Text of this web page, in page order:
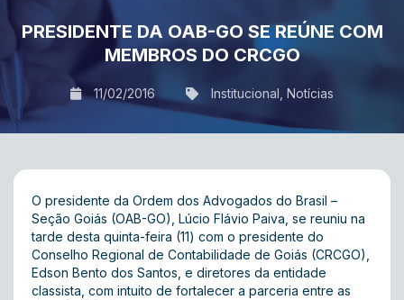
PRESIDENTE DA OAB-GO SE REÚNE COM
MEMBROS DO CRCGO
11/02/2016 Institucional Notícias
O presidente da Ordem dos Advogados do Brasil –
Seção Goiás (OAB-GO), Lúcio Flávio Paiva, se reuniu na
tarde desta quinta-feira (11) com o presidente do
Conselho Regional de Contabilidade de Goiás (CRCGO),
Edson Bento dos Santos, e diretores da entidade
classista, com intuito de fortalecer a parceria entre as